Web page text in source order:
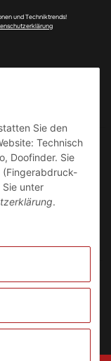
und Techniktrends!
Sie den
Technisch
Doofinder. Sie
(Fingerabdruck-
Sie unter
.